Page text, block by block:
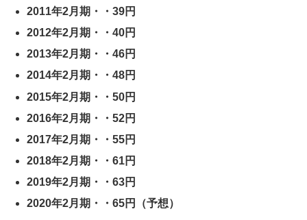
2011年2月期・・39円
2012年2月期・・40円
2013年2月期・・46円
2014年2月期・・48円
2015年2月期・・50円
2016年2月期・・52円
2017年2月期・・55円
2018年2月期・・61円
2019年2月期・・63円
2020年2月期・・65円（予想）